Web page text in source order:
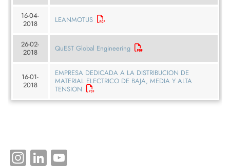
16-04-
2018
LEANMOTUS
26-02-
2018
QuEST Global Engineering
16-01-
2018
EMPRESA DEDICADA A LA DISTRIBUCION DE
MATERIAL ELECTRICO DE BAJA, MEDIA Y ALTA
TENSION
Instagram
LinkedIn